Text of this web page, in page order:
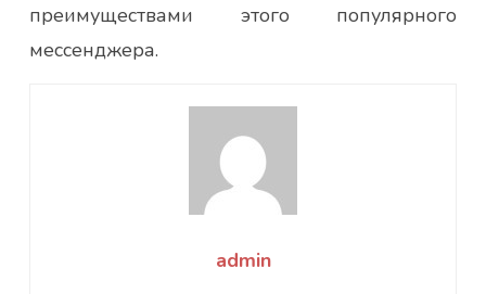
преимуществами этого популярного
мессенджера.
admin